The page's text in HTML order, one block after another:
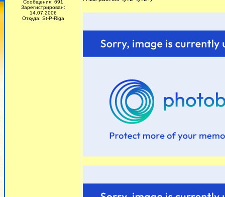
Сообщения: 691
Зарегистрирован:
14.07.2006
Откуда: St-P-Riga